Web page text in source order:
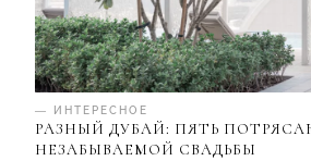
— ИНТЕРЕСНОЕ
РАЗНЫЙ ДУБАЙ: ПЯТЬ
НЕЗАБЫВАЕМОЙ СВАДЬБЫ